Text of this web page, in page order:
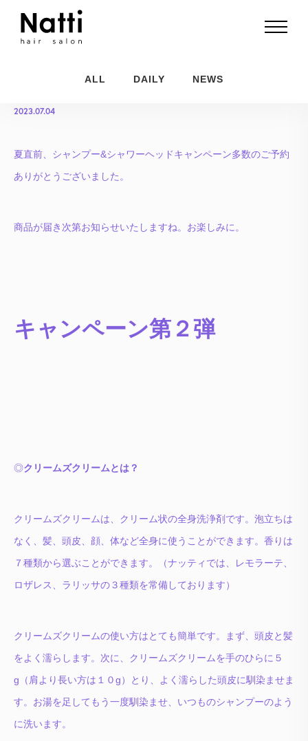
ALL DAILY NEWS
キャンペーン第２弾
2023.07.04
夏直前、シャンプー&シャワーヘッドキャンペーン多数のご予約
ありがとうございました。
商品が届き次第お知らせいたしますね。お楽しみに。
キャンペーン第２弾
◎クリームズクリームとは？
クリームズクリームは、クリーム状の全身洗浄剤です。泡立ちは
なく、髪、頭皮、顔、体など全身に使うことができます。香りは
７種類から選ぶことができます。（ナッティでは、レモラーテ、
ロザレス、ラリッサの３種類を常備しております）
クリームズクリームの使い方はとても簡単です。まず、頭皮と髪
をよく濡らします。次に、クリームズクリームを手のひらに５
g（肩より長い方は１０g）とり、よく濡らした頭皮に馴染ませま
す。お湯を足してもう一度馴染ませ、いつものシャンプーのよう
に洗います。